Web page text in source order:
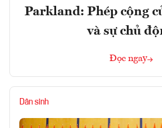
Parkland: Phép cộng
và sự chủ
Đọc ngay
Dân sinh